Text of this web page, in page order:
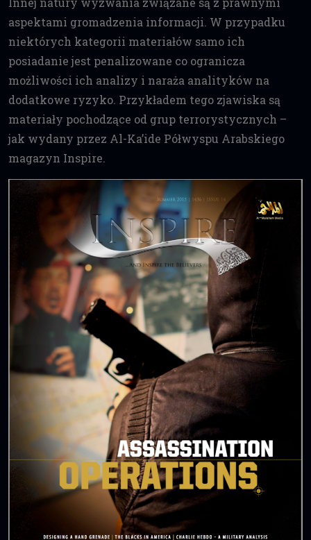
aspektami gromadzenia informacji. W przypadku
niektórych kategorii materiałów samo ich
posiadanie jest penalizowane co ogranicza
możliwości ich analizy i naraża analityków na
dodatkowe ryzyko. Przykładem tego zjawiska są
materiały pochodzące od grup terrorystycznych –
jak wydany przez Al-Ka’ide Półwyspu Arabskiego
magazyn Inspire.